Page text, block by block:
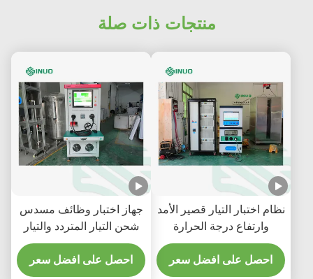
منتجات ذات صلة
نظام اختبار التيار قصير الأمد
وارتفاع درجة الحرارة
لموصلات المركبات
الكهربائية IEC 62196
احصل على افضل سعر
جهاز اختبار وظائف مسدس
شحن التيار المتردد والتيار
المستمر EV SNEQ08 | إيك
62196-1
احصل على افضل سعر